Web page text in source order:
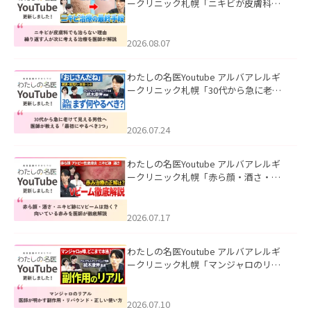
ークリニック札幌「ニキビが皮膚科で
ました。
2026.08.07
わたしの名医Youtube アルバアレルギ
ークリニック札幌「30代から急に老け
た。
2026.07.24
わたしの名医Youtube アルバアレルギ
ークリニック札幌「赤ら顔・酒さ・ニ
した。
2026.07.17
わたしの名医Youtube アルバアレルギ
ークリニック札幌「マンジャロのリア
た。
2026.07.10